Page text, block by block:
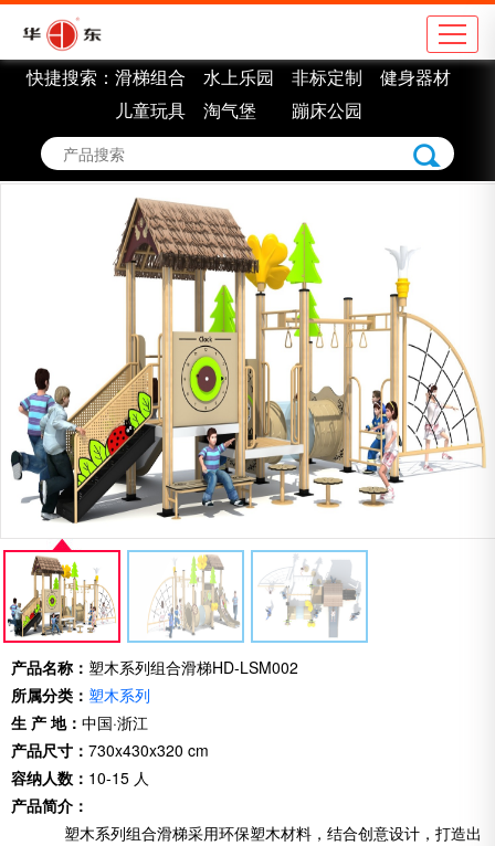
公司简介
组织架构
企业认证
企业荣誉
快捷搜索： 滑梯组合 水上乐园 非标定制
健身器材
儿童玩具
淘气堡 蹦床公园
产品名称： 塑木系列组合滑梯HD-LSM002
所属分类： 塑木系列
生 产 地： 中国·浙江
产品尺寸： 730x430x320 cm
容纳人数： 10-15 人
产品简介：
塑木系列组合滑梯采用环保塑木材料，结合创意设计，打造出